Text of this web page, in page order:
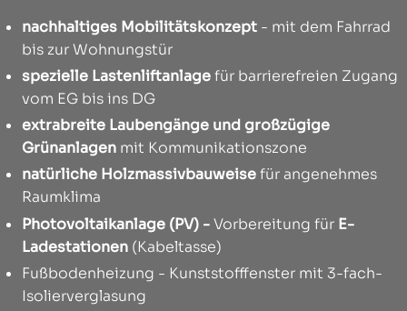
nachhaltiges Mobilitätskonzept - mit dem Fahrrad
bis zur Wohnungstür
spezielle Lastenliftanlagefür barrierefreien Zugang
vom EG bis ins DG
extrabreite Laubengänge und großzügige
Grünanlagen mit Kommunikationszone
natürliche Holzmassivbauweisefür angenehmes
Raumklima
Photovoltaikanlage (PV) -Vorbereitung für E-
Ladestationen (Kabeltasse)
Fußbodenheizung - Kunststofffenster mit 3-fach-
Isolierverglasung